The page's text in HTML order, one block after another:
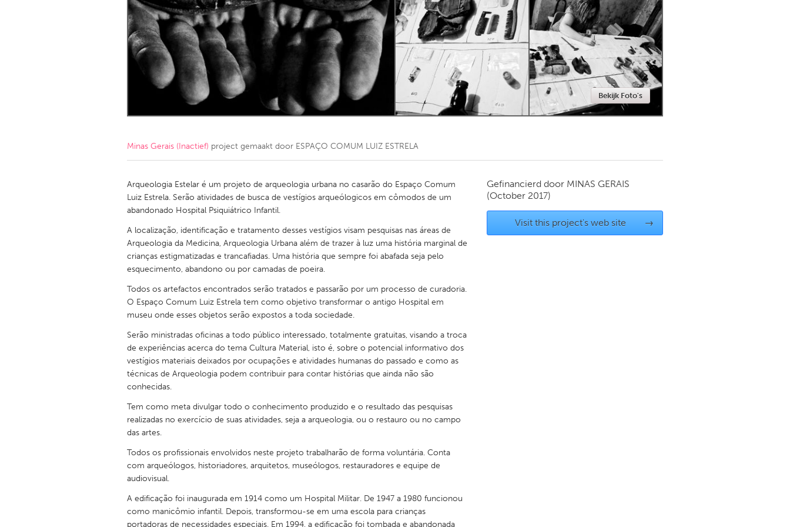
Amherstburg
Kingston Kitchener-Waterloo New Glasgow
Newmarket
Ottawa
South Shore Toronto
MALAYSIA
Kuala Lumpur
Qatar
Singapore
UNITED KINGDOM
Glasgow
Ann Arbor, MI
Austin, TX Baltimore, MD Boston, MA
Cass Clay
Chicago, IL Cleveland, OH Detroit, MI
Georgetown, MA Gloucester, MA
Newburyport, MA
North Minneapolis, MN Oahu, HI Orlando, FL
Rockport, MA
San Antonio, TX San Francisco, CA
Seattle, WA
Westminster, MD
Bekijk Foto's
Minas Gerais (Inactief) project gemaakt door ESPAÇO COMUM LUIZ ESTRELA
Arqueologia Estelar é um projeto de arqueologia urbana no casarão do Espaço Comum
Luiz Estrela. Serão atividades de busca de vestígios arqueólogicos em cômodos de um
abandonado Hospital Psiquiátrico Infantil.
A localização, identificação e tratamento desses vestígios visam pesquisas nas áreas de
Arqueologia da Medicina, Arqueologia Urbana além de trazer à luz uma história marginal de
crianças estigmatizadas e trancafiadas. Uma história que sempre foi abafada seja pelo
esquecimento, abandono ou por camadas de poeira.
Todos os artefactos encontrados serão tratados e passarão por um processo de curadoria.
O Espaço Comum Luiz Estrela tem como objetivo transformar o antigo Hospital em
museu onde esses objetos serão expostos a toda sociedade.
Serão ministradas oficinas a todo público interessado, totalmente gratuitas, visando a troca
de experiências acerca do tema Cultura Material, isto é, sobre o potencial informativo dos
vestígios materiais deixados por ocupações e atividades humanas do passado e como as
técnicas de Arqueologia podem contribuir para contar histórias que ainda não são
conhecidas.
Tem como meta divulgar todo o conhecimento produzido e o resultado das pesquisas
realizadas no exercício de suas atividades, seja a arqueologia, ou o restauro ou no campo
das artes.
Todos os profissionais envolvidos neste projeto trabalharão de forma voluntária. Conta
com arqueólogos, historiadores, arquitetos, museólogos, restauradores e equipe de
audiovisual.
A edificação foi inaugurada em 1914 como um Hospital Militar. De 1947 a 1980 funcionou
como manicômio infantil. Depois, transformou-se em uma escola para crianças
portadoras de necessidades especiais. Em 1994, a edificação foi tombada e abandonada
Gefinancierd door MINAS GERAIS
(October 2017)
Visit this project's web site →